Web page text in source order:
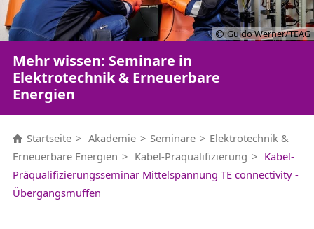
Guido Werner/TEAG
Mehr wissen: Seminare in
Elektrotechnik & Erneuerbare
Energien
Startseite Akademie Seminare
Elektrotechnik &
Erneuerbare Energien
Kabel-Präqualifizierung
Kabel-
Präqualifizierungsseminar Mittelspannung TE connectivity -
Übergangsmuffen